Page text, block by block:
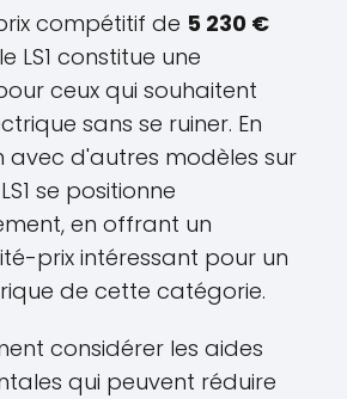
compétitif de 5 230 €
LS1 constitue une
ceux qui souhaitent
sans se ruiner. En
d'autres modèles sur
se positionne
en offrant un
prix intéressant pour un
de cette catégorie.
considérer les aides
qui peuvent réduire